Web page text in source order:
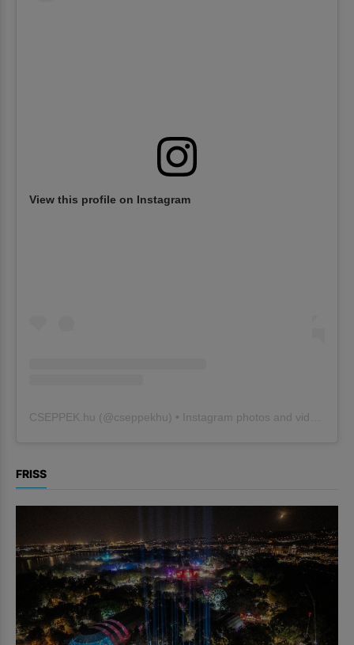
View this profile on Instagram
CSEPPEK.hu (@cseppekhu ) • Instagram photos and videos
FRISS